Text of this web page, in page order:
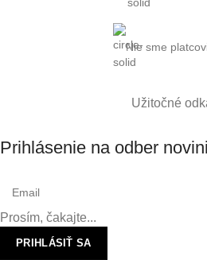
Nie sme
Užitočné
Prihlásenie na odber
Prosím, čakajte...
PRIHLÁSIŤ SA